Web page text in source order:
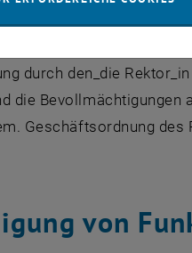
Bestellung
Erteilung der
durch den_die
die Bevollmächtigungen
Geschäftsordnung
von